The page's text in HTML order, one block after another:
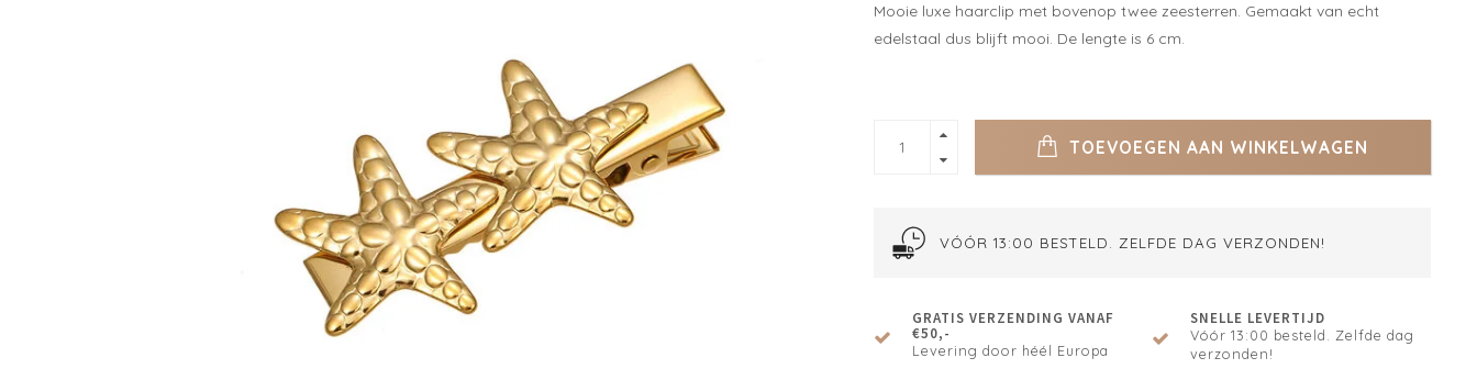
Mooie luxe haarclip met bovenop twee zeesterren. Gemaakt van echt
edelstaal dus blijft mooi. De lengte is 6 cm.
TOEVOEGEN AAN WINKELWAGEN
VÓÓR 13:00 BESTELD. ZELFDE DAG VERZONDEN!
GRATIS VERZENDING VANAF
€50,-
Levering door héél Europa
SNELLE LEVERTIJD
Vóór 13:00 besteld. Zelfde dag
verzonden!